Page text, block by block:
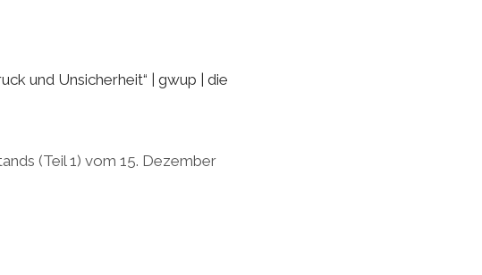
und Unsicherheit“ | gwup | die
(Teil 1) vom 15. Dezember